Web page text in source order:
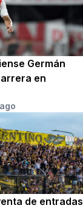
Germán
en
de entradas